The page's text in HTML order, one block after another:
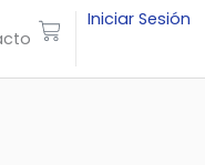
CarritoIniciar Sesión